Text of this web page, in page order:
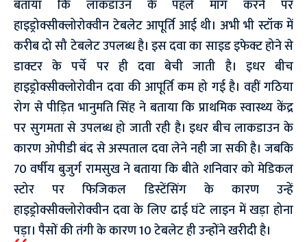
बताया कि लाकडाउन के पहले मांग करने पर
हाइड्रोक्सीक्लोरोक्वीन टेबलेट आपूर्ति आई थी। अभी भी स्टॉक में
करीब दो सौ टेबलेट उपलब्ध है। इस दवा का साइड इफेक्ट होने से
डाक्टर के पर्चे पर ही दवा बेची जाती है। इधर बीच
हाइड्रोक्सीक्लोरोवीन दवा की आपूर्ति कम हो गई है। वहीं गठिया
रोग से पीड़ित भानुमति सिंह ने बताया कि प्राथमिक स्वास्थ्य केंद्र
पर सुगमता से उपलब्ध हो जाती रही है। इधर बीच लाकडाउन के
कारण ओपीडी बंद से अस्पताल दवा लेने नही जा सकी है। जबकि
70 वर्षीय बुजुर्ग रामसुख ने बताया कि बीते शनिवार को मेडिकल
स्टोर पर फिजिकल डिस्टेंसिंग के कारण उन्हें
हाइड्रोक्सीक्लोरोक्वीन दवा के लिए ढाई घंटे लाइन में खड़ा होना
पड़ा। पैसों की तंगी के कारण 10 टेबलेट ही उन्होंने खरीदी है।